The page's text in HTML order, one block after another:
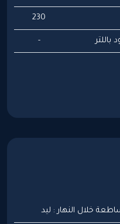
230
خلال النهار : ليد